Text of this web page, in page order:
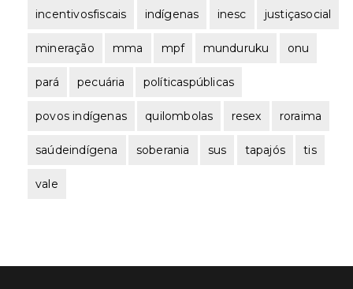
incentivosfiscais indígenas inesc justiçasocial
mineração mma mpf munduruku onu
pará pecuária políticaspúblicas
povos indígenas quilombolas resex roraima
saúdeindígena soberania sus tapajós tis
vale